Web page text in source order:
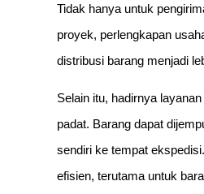
Tidak hanya untuk
proyek, perlengkapan
distribusi barang menjadi
Selain itu, hadirnya
padat. Barang dapat
sendiri ke tempat
efisien, terutama untuk